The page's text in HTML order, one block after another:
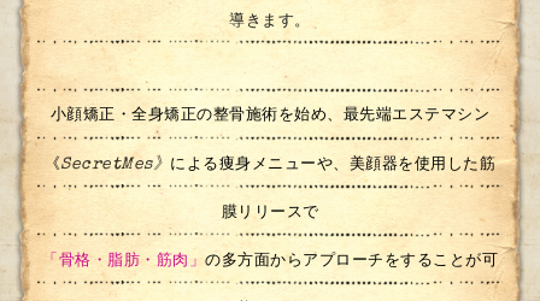
導きます。
小顔矯正・全身矯正の整骨施術を始め、最先端エステマシン
《SecretMes》 による痩身メニューや、美顔器を使用した筋
膜リリースで
「骨格・脂肪・筋肉」 の多方面からアプローチをすることが可